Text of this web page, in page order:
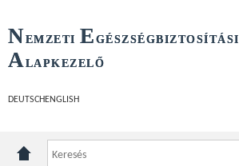
NEMZETI E GÉSZSÉGBIZTOSÍTÁSI
ALAPKEZELŐ
DEUTSCH ENGLISH